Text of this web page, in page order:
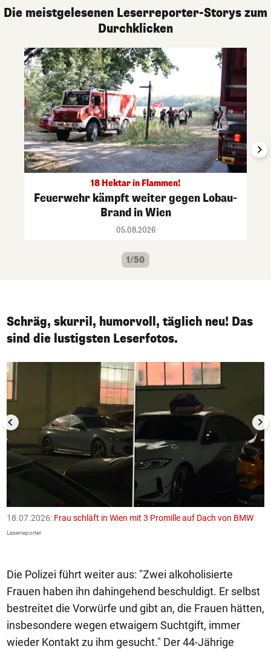
Die meistgelesenen Leserreporter-Storys zum
Durchklicken
18 Hektar in Flammen!
Feuerwehr kämpft weiter gegen Lobau-
Brand in Wien
05.08.2026
1/50
Schräg, skurril, humorvoll, täglich neu! Das
sind die lustigsten Leserfotos.
1/50
18.07.2026: Frau schläft in Wien mit 3 Promille auf Dach von BMW
Leserreporter
Die Polizei führt weiter aus: "Zwei alkoholisierte
Frauen haben ihn dahingehend beschuldigt. Er selbst
bestreitet die Vorwürfe und gibt an, die Frauen hätten,
insbesondere wegen etwaigem Suchtgift, immer
wieder Kontakt zu ihm gesucht." Der 44-Jährige